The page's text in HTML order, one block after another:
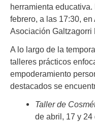
herramienta
febrero, a las 17:30,
Asociación Galtzagorri
A lo largo de la
talleres prácticos
empoderamiento
destacados se
Taller de
de abril, 17 y 24